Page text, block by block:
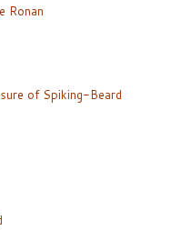
Ronan
of Spiking-Beard